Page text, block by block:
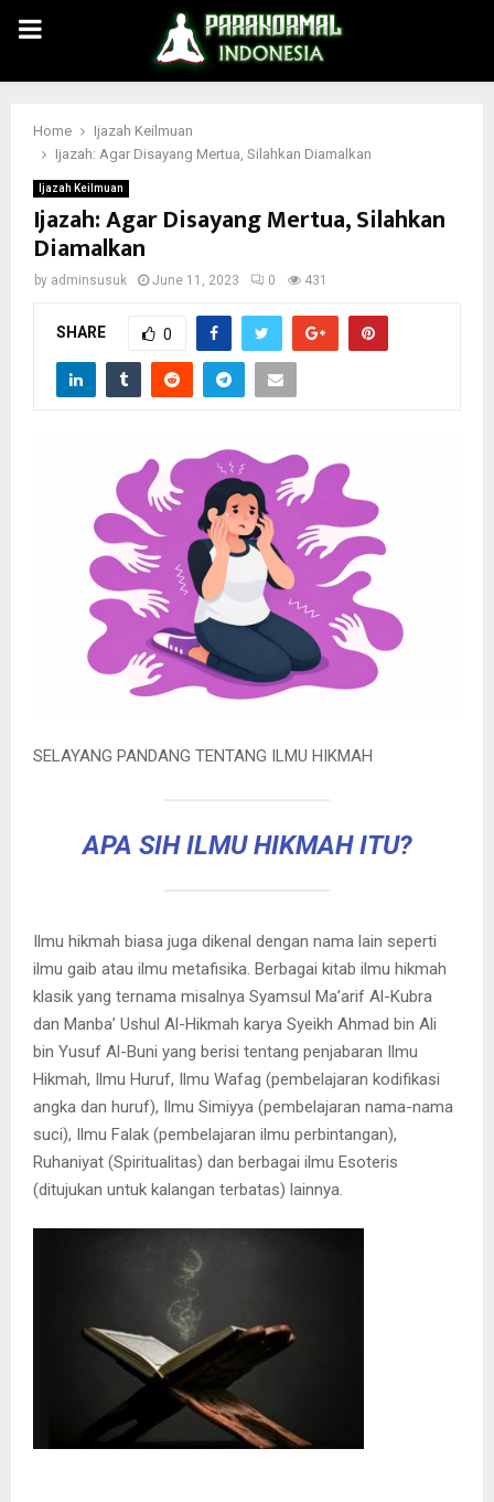
PRIMARY
MENU
Home
Ijazah Keilmuan
Ijazah: Agar Disayang Mertua, Silahkan Diamalkan
Ijazah Keilmuan
Ijazah: Agar Disayang Mertua, Silahkan
Diamalkan
by adminsusuk June 11, 2023 0 431
SHARE 0
SELAYANG PANDANG TENTANG ILMU HIKMAH
APA SIH ILMU HIKMAH ITU?
Ilmu hikmah biasa juga dikenal dengan nama lain seperti
ilmu gaib atau ilmu metafisika. Berbagai kitab ilmu hikmah
klasik yang ternama misalnya Syamsul Ma’arif Al-Kubra
dan Manba’ Ushul Al-Hikmah karya Syeikh Ahmad bin Ali
bin Yusuf Al-Buni yang berisi tentang penjabaran Ilmu
Hikmah, Ilmu Huruf, Ilmu Wafag (pembelajaran kodifikasi
angka dan huruf), Ilmu Simiyya (pembelajaran nama-nama
suci), Ilmu Falak (pembelajaran ilmu perbintangan),
Ruhaniyat (Spiritualitas) dan berbagai ilmu Esoteris
(ditujukan untuk kalangan terbatas) lainnya.